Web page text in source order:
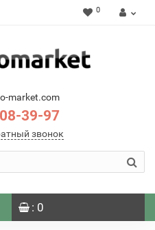
0
market.com
39-97
звонок
: 0